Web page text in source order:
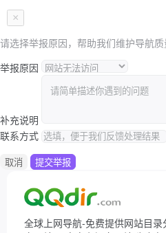
×
请选择举报原因，帮助我们维护导航质
举报原因
补充说明
联系方式
取消 提交举报
全球上网导航-免费提供网站目